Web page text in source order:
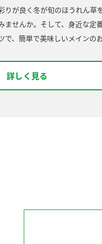
りが良く冬が旬のほうれん草
ませんか。そして、身近な定
で、簡単で美味しいメインの
詳しく見る